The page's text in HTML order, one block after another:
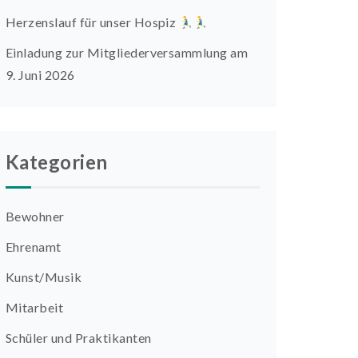
Herzenslauf für unser Hospiz
Einladung zur Mitgliederversammlung am
9. Juni 2026
Kategorien
Bewohner
Ehrenamt
Kunst/Musik
Mitarbeit
Schüler und Praktikanten